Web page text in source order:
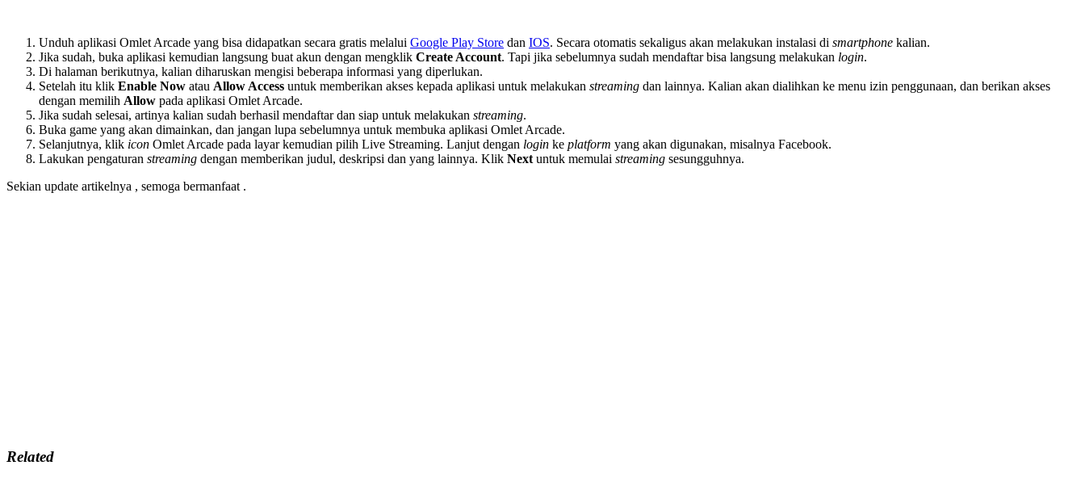
Unduh aplikasi Omlet Arcade yang bisa didapatkan secara gratis melalui Google Play Store dan IOS. Secara otomatis sekaligus akan melakukan instalasi di smartphone kalian.
Jika sudah, buka aplikasi kemudian langsung buat akun dengan mengklik Create Account. Tapi jika sebelumnya sudah mendaftar bisa langsung melakukan login.
Di halaman berikutnya, kalian diharuskan mengisi beberapa informasi yang diperlukan.
Setelah itu klik Enable Now atau Allow Access untuk memberikan akses kepada aplikasi untuk melakukan streaming dan lainnya. Kalian akan dialihkan ke menu izin penggunaan, dan berikan akses
dengan memilih Allow pada aplikasi Omlet Arcade.
Jika sudah selesai, artinya kalian sudah berhasil mendaftar dan siap untuk melakukan streaming.
Buka game yang akan dimainkan, dan jangan lupa sebelumnya untuk membuka aplikasi Omlet Arcade.
Selanjutnya, klik icon Omlet Arcade pada layar kemudian pilih Live Streaming. Lanjut dengan login ke platform yang akan digunakan, misalnya Facebook.
Lakukan pengaturan streaming dengan memberikan judul, deskripsi dan yang lainnya. Klik Next untuk memulai streaming sesungguhnya.
Sekian update artikelnya , semoga bermanfaat .
Related